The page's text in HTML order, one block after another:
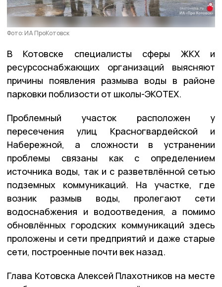
Фото: ИА ПроКотовск
В Котовске специалисты сферы ЖКХ и
ресурсоснабжающих организаций выясняют
причины появления размыва воды в районе
парковки поблизости от школы-ЭКОТЕХ.
Проблемный участок расположен у
пересечения улиц Красногвардейской и
Набережной, а сложности в устранении
проблемы связаны как с определением
источника воды, так и с разветвлённой сетью
подземных коммуникаций. На участке, где
возник размыв воды, пролегают сети
водоснабжения и водоотведения, а помимо
обновлённых городских коммуникаций здесь
проложены и сети предприятий и даже старые
сети, построенные почти век назад.
Глава Котовска Алексей Плахотников на месте